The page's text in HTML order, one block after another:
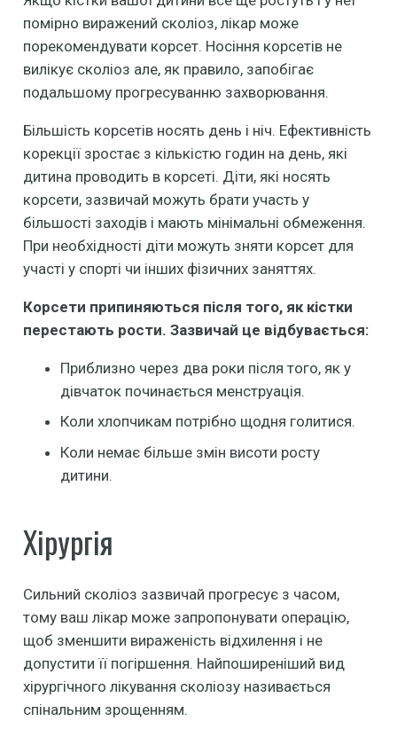
помірно виражений сколіоз, лікар може
порекомендувати корсет. Носіння корсетів не
вилікує сколіоз але, як правило, запобігає
подальшому прогресуванню захворювання.
Більшість корсетів носять день і ніч. Ефективність
корекції зростає з кількістю годин на день, які
дитина проводить в корсеті. Діти, які носять
корсети, зазвичай можуть брати участь у
більшості заходів і мають мінімальні обмеження.
При необхідності діти можуть зняти корсет для
участі у спорті чи інших фізичних заняттях.
Корсети припиняються після того, як кістки
перестають рости. Зазвичай це відбувається:
Приблизно через два роки після того, як у
дівчаток починається менструація.
Коли хлопчикам потрібно щодня голитися.
Коли немає більше змін висоти росту
дитини.
Хірургія
Сильний сколіоз зазвичай прогресує з часом,
тому ваш лікар може запропонувати операцію,
щоб зменшити вираженість відхилення і не
допустити її погіршення. Найпоширеніший вид
хірургічного лікування сколіозу називається
спінальним зрощенням.